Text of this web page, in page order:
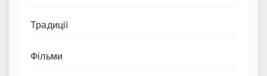
Традиції
Фільми